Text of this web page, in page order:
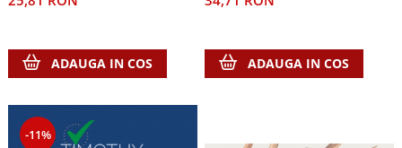
ADAUGA IN COS ADAUGA IN COS
-11%